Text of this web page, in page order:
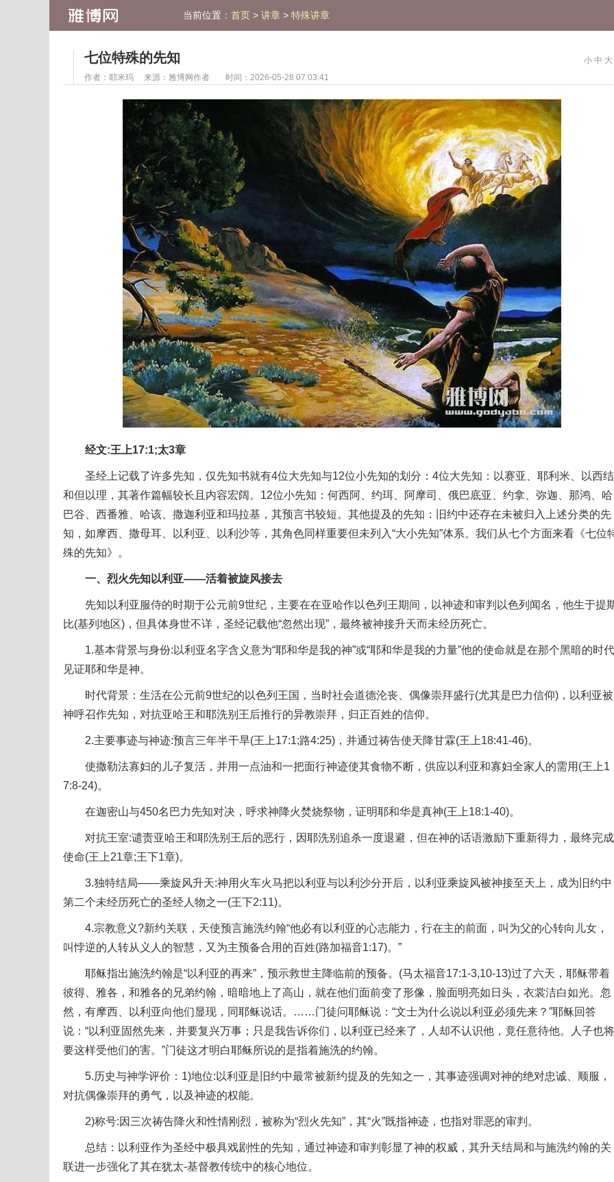
当前位置： 首页 > 讲章 > 特殊讲章
七位特殊的先知
作者： 耶米玛 来源： 雅博网作者 时间：2026-05-28 07:03:41
小 中 大
经文:王上17:1;太3章
圣经上记载了许多先知，仅先知书就有4位大先知与12位小先知的划分：4位大先知：以赛亚、耶利米、以西结
和但以理，其著作篇幅较长且内容宏阔。12位小先知：何西阿、约珥、阿摩司、俄巴底亚、约拿、弥迦、那鸿、哈
巴谷、西番雅、哈该、撒迦利亚和玛拉基，其预言书较短。其他提及的先知：旧约中还存在未被归入上述分类的先
知，如摩西、撒母耳、以利亚、以利沙等，其角色同样重要但未列入“大小先知”体系。我们从七个方面来看《七位
殊的先知》。
一、烈火先知以利亚——活着被旋风接去
先知以利亚服侍的时期于公元前9世纪，主要在在亚哈作以色列王期间，以神迹和审判以色列闻名，他生于提
比(基列地区)，但具体身世不详，圣经记载他“忽然出现”，最终被神接升天而未经历死亡。
1.基本背景与身份:以利亚名字含义意为“耶和华是我的神”或“耶和华是我的力量”他的使命就是在那个黑暗的时代
见证耶和华是神。
时代背景：生活在公元前9世纪的以色列王国，当时社会道德沦丧、偶像崇拜盛行(尤其是巴力信仰)，以利亚被
神呼召作先知，对抗亚哈王和耶洗别王后推行的异教崇拜，归正百姓的信仰。
2.主要事迹与神迹:预言三年半干旱(王上17:1;路4:25)，并通过祷告使天降甘霖(王上18:41-46)。
使撒勒法寡妇的儿子复活，并用一点油和一把面行神迹使其食物不断，供应以利亚和寡妇全家人的需用(王上1
7:8-24)。
在迦密山与450名巴力先知对决，呼求神降火焚烧祭物，证明耶和华是真神(王上18:1-40)。
对抗王室:谴责亚哈王和耶洗别王后的恶行，因耶洗别追杀一度退避，但在神的话语激励下重新得力，最终完成
使命(王上21章;王下1章)。
3.独特结局——乘旋风升天:神用火车火马把以利亚与以利沙分开后，以利亚乘旋风被神接至天上，成为旧约中
第二个未经历死亡的圣经人物之一(王下2:11)。
4.宗教意义?新约关联，天使预言施洗约翰“他必有以利亚的心志能力，行在主的前面，叫为父的心转向儿女，
叫悖逆的人转从义人的智慧，又为主预备合用的百姓(路加福音1:17)。”
耶稣指出施洗约翰是“以利亚的再来”，预示救世主降临前的预备。(马太福音17:1-3,10-13)过了六天，耶稣带着
彼得、雅各，和雅各的兄弟约翰，暗暗地上了高山，就在他们面前变了形像，脸面明亮如日头，衣裳洁白如光。忽
然，有摩西、以利亚向他们显现，同耶稣说话。……门徒问耶稣说：“文士为什么说以利亚必须先来？”耶稣回答
说：“以利亚固然先来，并要复兴万事；只是我告诉你们，以利亚已经来了，人却不认识他，竟任意待他。人子也将
要这样受他们的害。”门徒这才明白耶稣所说的是指着施洗的约翰。
5.历史与神学评价：1)地位:以利亚是旧约中最常被新约提及的先知之一，其事迹强调对神的绝对忠诚、顺服，
对抗偶像崇拜的勇气，以及神迹的权能。
2)称号:因三次祷告降火和性情刚烈，被称为“烈火先知”，其“火”既指神迹，也指对罪恶的审判。
总结：以利亚作为圣经中极具戏剧性的先知，通过神迹和审判彰显了神的权威，其升天结局和与施洗约翰的关
联进一步强化了其在犹太-基督教传统中的核心地位。